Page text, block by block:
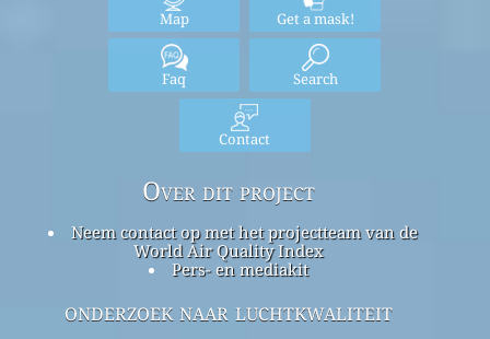
Map Get a mask!
Faq Search
Contact
Over dit project
Neem contact op met het projectteam van de
World Air Quality Index
Pers- en mediakit
onderzoek naar luchtkwaliteit